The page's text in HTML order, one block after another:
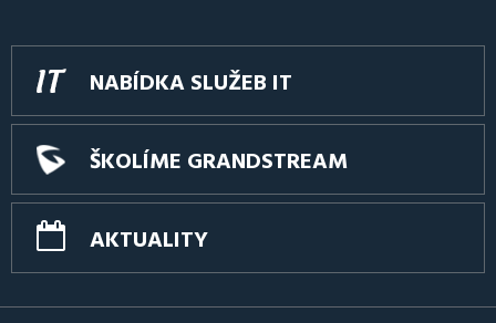
NABÍDKA SLUŽEB IT
ŠKOLÍME GRANDSTREAM
AKTUALITY